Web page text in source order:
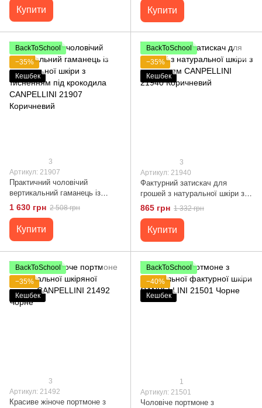
Купити Купити
BackToSchool
−35%
Кешбек
3
Артикул: 21907
Практичний чоловічий
вертикальний гаманець із
натуральної шкіри з тисненням
під крокодила CANPELLINI
21907 Коричневий
1 630 грн 2 508 грн
Купити
BackToSchool
−35%
Кешбек
3
Артикул: 21940
Фактурний затискач для
грошей з натуральної шкіри з
тисненням CANPELLINI 21940
Коричневий
865 грн 1 332 грн
Купити
BackToSchool
−35%
Кешбек
3
Артикул: 21492
Красиве жіноче портмоне з
BackToSchool
−40%
Кешбек
1
Артикул: 21501
Чоловіче портмоне з